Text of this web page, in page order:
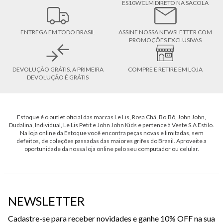
ES10WCLM DIRETO NA SACOLA
ENTREGA EM TODO BRASIL
ASSINE NOSSA NEWSLETTER COM
PROMOÇÕES EXCLUSIVAS
DEVOLUÇÃO GRÁTIS, A PRIMEIRA
DEVOLUÇÃO É GRÁTIS
COMPRE E RETIRE EM LOJA
Estoque é o outlet oficial das marcas Le Lis, Rosa Chá, Bo.Bô, John John,
Dudalina, Individual, Le Lis Petit e John John Kids e pertence à Veste S.A Estilo.
Na loja online da Estoque você encontra peças novas e limitadas, sem
defeitos, de coleções passadas das maiores grifes do Brasil. Aproveite a
oportunidade da nossa loja online pelo seu computador ou celular.
NEWSLETTER
Cadastre-se para receber novidades e ganhe 10% OFF na sua